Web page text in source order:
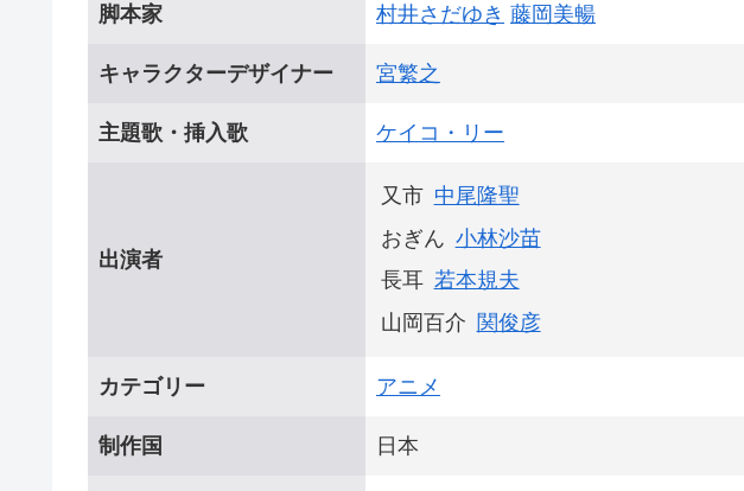
脚本家 村井さだゆき 藤岡美暢
キャラクターデザイナー 宮繁之
主題歌・挿入歌 ケイコ・リー
出演者
又市 中尾隆聖
おぎん 小林沙苗
長耳 若本規夫
山岡百介 関俊彦
カテゴリー アニメ
制作国 日本